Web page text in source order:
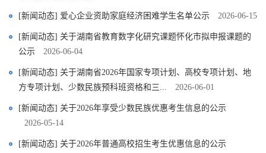
[新闻动态] 爱心企业资助家庭经济困难学生名单公示 2026-06-15
[新闻动态] 关于湖南省教育数字化研究课题怀化市拟申报课题的
公示
2026-06-04
[新闻动态] 关于湖南省2026年国家专项计划、高校专项计划、地
方专项计划、少数民族预科班资格和三...
2026-06-01
[新闻动态] 关于2026年享受少数民族优惠考生信息的公示
2026-05-14
[新闻动态] 关于2026年普通高校招生考生优惠信息的公示